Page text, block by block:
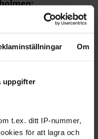
Om
uppgifter
t.ex. ditt IP-nummer,
för att lagra och
hade kanske gynnats
efter ideologi och en
Jag vill att man
skolor så att det blir
område med
men kan tänka sig att
även överväga att